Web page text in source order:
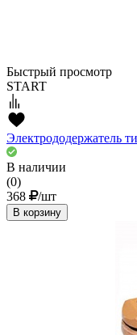
Быстрый просмотр
START
Электрододержатель
В наличии
(0)
368
/шт
В корзину